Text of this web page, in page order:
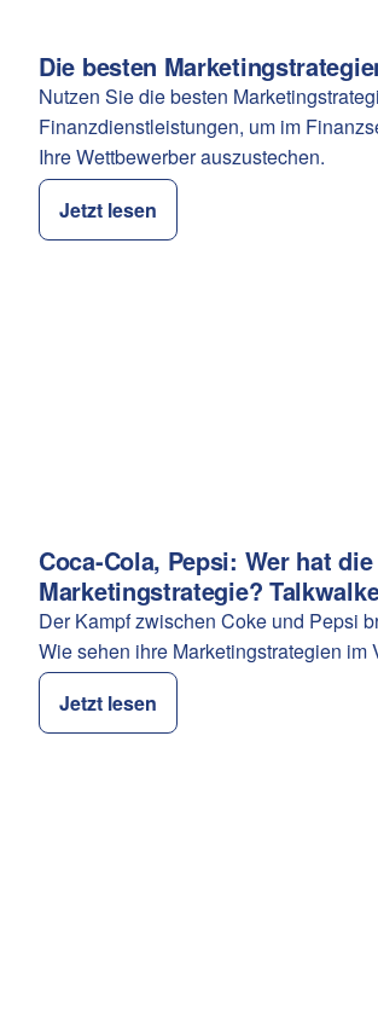
Kategorie:
Die besten
Nutzen Sie die besten
Finanzdienstleistungen, um im
Ihre Wettbewerber auszustechen.
Jetzt lesen
Kategorie:
Coca-Cola, Pepsi: Wer hat
Marketingstrategie?
Der Kampf zwischen Coke und Pepsi
Wie sehen ihre Marketingstrategien im
Jetzt lesen